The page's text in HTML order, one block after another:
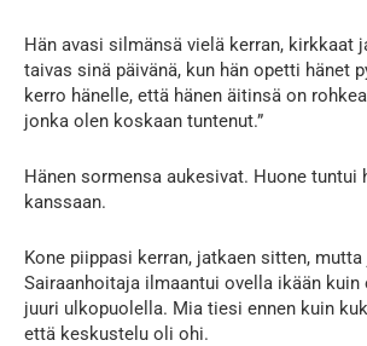
Hän avasi silmänsä vielä kerran, kirkkaat
taivas sinä päivänä, kun hän opetti hänet
kerro hänelle, että hänen äitinsä on
jonka olen koskaan tuntenut.”
Hänen sormensa aukesivat. Huone tuntui
kanssaan.
Kone piippasi kerran, jatkaen sitten,
Sairaanhoitaja ilmaantui ovella ikään
juuri ulkopuolella. Mia tiesi ennen kuin
että keskustelu oli ohi.